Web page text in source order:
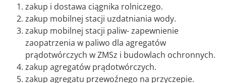
zakup i dostawa ciągnika rolniczego.
zakup mobilnej stacji uzdatniania wody.
zakup mobilnej stacji paliw- zapewnienie
zaopatrzenia w paliwo dla agregatów
prądotwórczych w ZMSz i budowlach ochronnych.
zakup agregatów prądotwórczych.
zakup agregatu przewoźnego na przyczepie.